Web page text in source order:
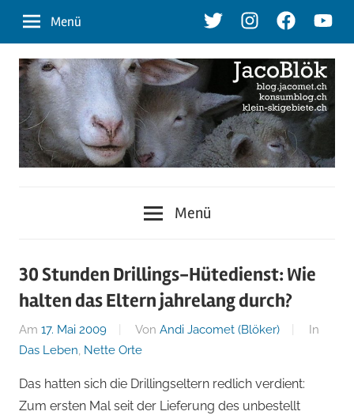
Inhalt
TwitterInstagramFacebook
Menü
der
Blog
von
Andi
klein-
Menü
30 Stunden Drillings-Hütedienst: Wie
halten das Eltern jahrelang durch?
Am 17. Mai 2009 Von Andi Jacomet (Blöker)
In
Das Leben, Nette Orte
Das hatten sich die Drillingseltern redlich verdient:
Zum ersten Mal seit der Lieferung des unbestellt